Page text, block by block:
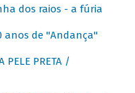
dos raios - a fúria
anos de "Andança"
PELE PRETA /